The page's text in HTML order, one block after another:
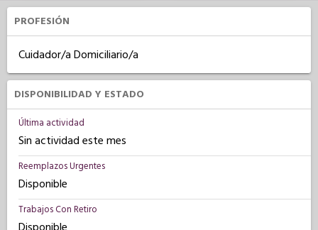
PROFESIÓN
Cuidador/a Domiciliario/a
DISPONIBILIDAD Y ESTADO
Última actividad
Sin actividad este mes
Reemplazos Urgentes
Disponible
Trabajos Con Retiro